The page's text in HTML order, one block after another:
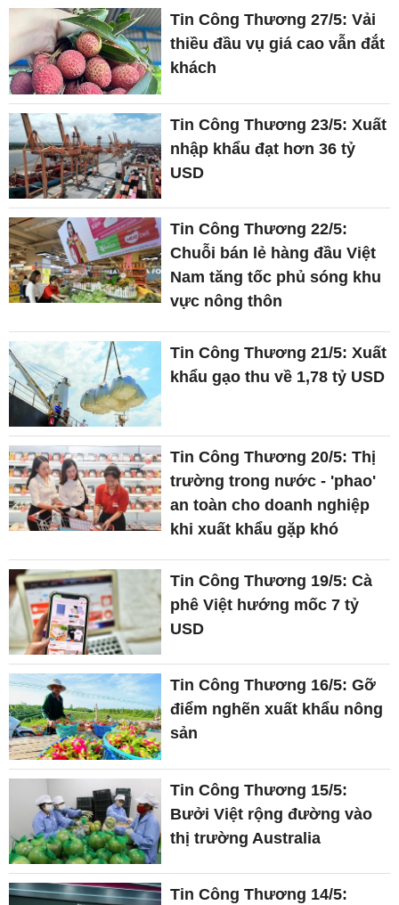
Tin Công Thương 27/5: Vải
thiều đầu vụ giá cao vẫn đắt
khách
Tin Công Thương 23/5: Xuất
nhập khẩu đạt hơn 36 tỷ
USD
Tin Công Thương 22/5:
Chuỗi bán lẻ hàng đầu Việt
Nam tăng tốc phủ sóng khu
vực nông thôn
Tin Công Thương 21/5: Xuất
khẩu gạo thu về 1,78 tỷ USD
Tin Công Thương 20/5: Thị
trường trong nước - 'phao'
an toàn cho doanh nghiệp
khi xuất khẩu gặp khó
Tin Công Thương 19/5: Cà
phê Việt hướng mốc 7 tỷ
USD
Tin Công Thương 16/5: Gỡ
điểm nghẽn xuất khẩu nông
sản
Tin Công Thương 15/5:
Bưởi Việt rộng đường vào
thị trường Australia
Tin Công Thương 14/5: